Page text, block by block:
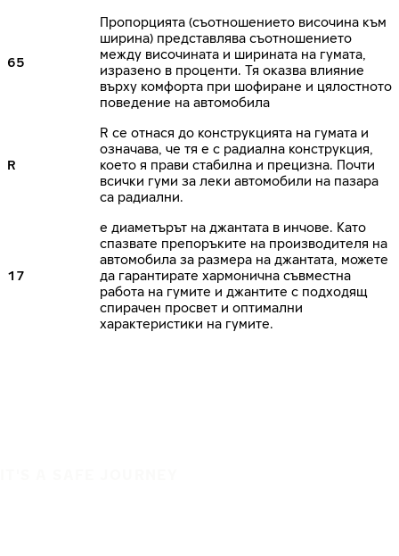
65
Пропорцията (съотношението височина към
ширина) представлява съотношението
между височината и ширината на гумата,
изразено в проценти. Тя оказва влияние
върху комфорта при шофиране и цялостното
поведение на автомобила
R
R се отнася до конструкцията на гумата и
означава, че тя е с радиална конструкция,
което я прави стабилна и прецизна. Почти
всички гуми за леки автомобили на пазара
са радиални.
17
е диаметърът на джантата в инчове. Като
спазвате препоръките на производителя на
автомобила за размера на джантата, можете
да гарантирате хармонична съвместна
работа на гумите и джантите с подходящ
спирачен просвет и оптимални
характеристики на гумите.